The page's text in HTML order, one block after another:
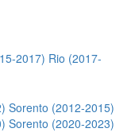
2017) Rio (2017-
Sorento (2012-2015)
Sorento (2020-2023)